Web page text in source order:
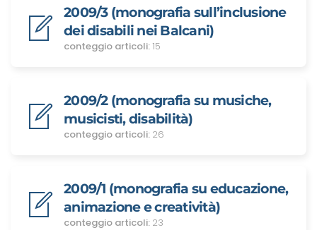
2009/3 (monografia sull’inclusione
dei disabili nei Balcani)
conteggio articoli: 15
2009/2 (monografia su musiche,
musicisti, disabilità)
conteggio articoli: 26
2009/1 (monografia su educazione,
animazione e creatività)
conteggio articoli: 23